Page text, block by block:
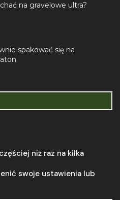
na gravelowe ultra?
spakować się na
niż raz na kilka
swoje ustawienia lub